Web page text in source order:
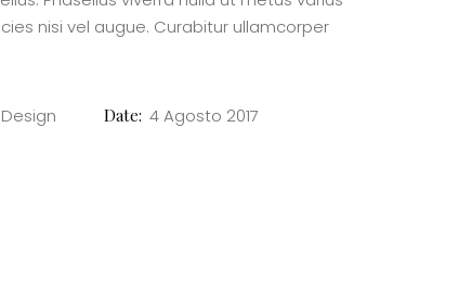
nisi vel augue. Curabitur ullamcorper
Date: 4 Agosto 2017